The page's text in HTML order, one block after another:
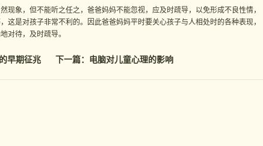
象，但不能听之任之，爸爸妈妈不能忽视，应及时疏导，以免形成不良性情，
这是对孩子非常不利的。因此爸爸妈妈平时要关心孩子与人相处时的各种表现，
对待，及时疏导。
早期征兆下一篇： 电脑对儿童心理的影响